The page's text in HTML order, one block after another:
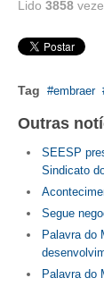
CONTATO
SEESP
BENEFÍCIOS
Lido 3858
Tag embraer
Outras
SEESP
Sindicato
Segue
Palavra do
Palavra do